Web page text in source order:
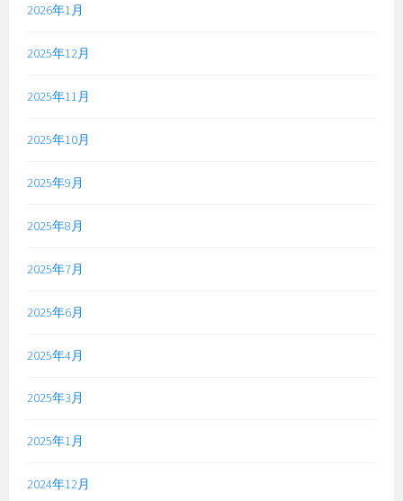
2026年1月
2025年12月
2025年11月
2025年10月
2025年9月
2025年8月
2025年7月
2025年6月
2025年4月
2025年3月
2025年1月
2024年12月